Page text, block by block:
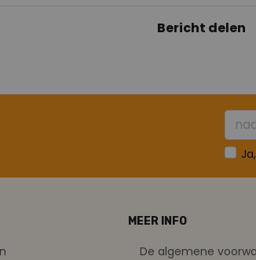
Bericht delen
MEER INFO
De algemene